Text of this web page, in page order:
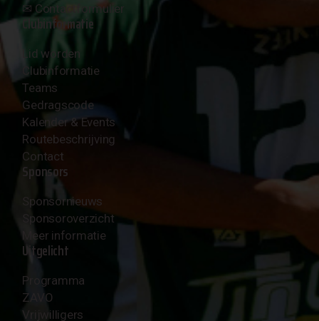
✉︎ Contactformulier
Clubinformatie
Lid worden
Clubinformatie
Teams
Gedragscode
Kalender & Events
Routebeschrijving
Contact
Sponsors
Sponsornieuws
Sponsoroverzicht
Meer informatie
Uitgelicht
Programma
ZAVO
Vrijwilligers